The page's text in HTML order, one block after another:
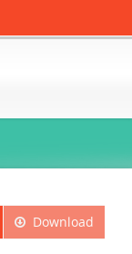
Download